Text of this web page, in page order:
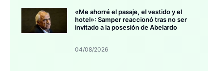
«Me ahorré el pasaje, el vestido y el
hotel»: Samper reaccionó tras no ser
invitado a la posesión de Abelardo
04/08/2026